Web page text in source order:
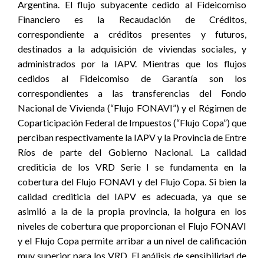
Argentina. El flujo subyacente cedido al Fideicomiso
Financiero es la Recaudación de Créditos,
correspondiente a créditos presentes y futuros,
destinados a la adquisición de viviendas sociales, y
administrados por la IAPV. Mientras que los flujos
cedidos al Fideicomiso de Garantía son los
correspondientes a las transferencias del Fondo
Nacional de Vivienda (“Flujo FONAVI”) y el Régimen de
Coparticipación Federal de Impuestos (“Flujo Copa”) que
perciban respectivamente la IAPV y la Provincia de Entre
Ríos de parte del Gobierno Nacional. La calidad
crediticia de los VRD Serie I se fundamenta en la
cobertura del Flujo FONAVI y del Flujo Copa. Si bien la
calidad crediticia del IAPV es adecuada, ya que se
asimiló a la de la propia provincia, la holgura en los
niveles de cobertura que proporcionan el Flujo FONAVI
y el Flujo Copa permite arribar a un nivel de calificación
muy superior para los VRD. El análisis de sensibilidad de